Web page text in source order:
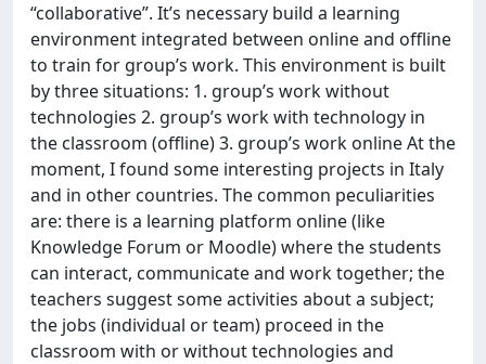
“collaborative”. It’s necessary build a learning
environment integrated between online and offline
to train for group’s work. This environment is built
by three situations: 1. group’s work without
technologies 2. group’s work with technology in
the classroom (offline) 3. group’s work online At the
moment, I found some interesting projects in Italy
and in other countries. The common peculiarities
are: there is a learning platform online (like
Knowledge Forum or Moodle) where the students
can interact, communicate and work together; the
teachers suggest some activities about a subject;
the jobs (individual or team) proceed in the
classroom with or without technologies and